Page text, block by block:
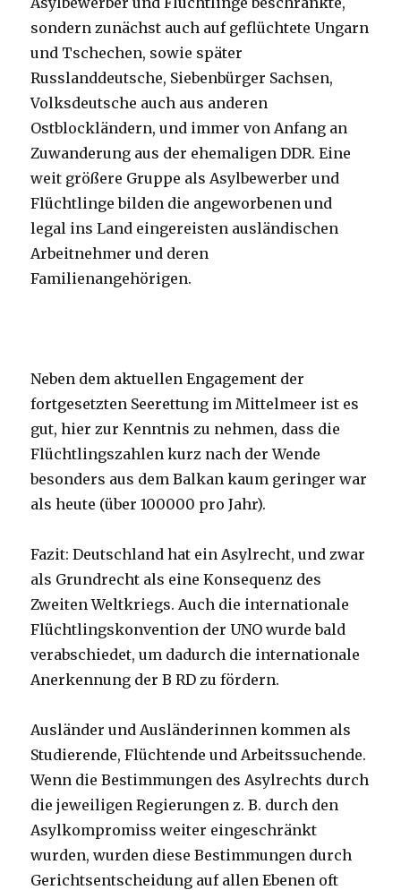
sondern zunächst auch auf geflüchtete Ungarn
und Tschechen, sowie später
Russlanddeutsche, Siebenbürger Sachsen,
Volksdeutsche auch aus anderen
Ostblockländern, und immer von Anfang an
Zuwanderung aus der ehemaligen DDR. Eine
weit größere Gruppe als Asylbewerber und
Flüchtlinge bilden die angeworbenen und
legal ins Land eingereisten ausländischen
Arbeitnehmer und deren
Familienangehörigen.
Neben dem aktuellen Engagement der
fortgesetzten Seerettung im Mittelmeer ist es
gut, hier zur Kenntnis zu nehmen, dass die
Flüchtlingszahlen kurz nach der Wende
besonders aus dem Balkan kaum geringer war
als heute (über 100000 pro Jahr).
Fazit: Deutschland hat ein Asylrecht, und zwar
als Grundrecht als eine Konsequenz des
Zweiten Weltkriegs. Auch die internationale
Flüchtlingskonvention der UNO wurde bald
verabschiedet, um dadurch die internationale
Anerkennung der B RD zu fördern.
Ausländer und Ausländerinnen kommen als
Studierende, Flüchtende und Arbeitssuchende.
Wenn die Bestimmungen des Asylrechts durch
die jeweiligen Regierungen z. B. durch den
Asylkompromiss weiter eingeschränkt
wurden, wurden diese Bestimmungen durch
Gerichtsentscheidung auf allen Ebenen oft